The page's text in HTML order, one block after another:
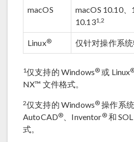
macOS
macOS 10.10
10.131,2
Linux® 仅针对操作系
1仅支持的 Windows® 或 Linux
NX™ 文件格式。
2仅支持的 Windows® 操作系
AutoCAD® 、Inventor®和
式。